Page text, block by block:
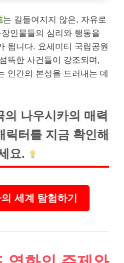
는 길들여지지 않은, 자유로
인물들의 심리와 행동을
됩니다. 요세미티 국립공원
뜩한 사건들이 강조되며,
인간의 본성을 드러내는 데
의 나우시카의 매력
릭터를 지금 확인해
요.
세계 탐험하기